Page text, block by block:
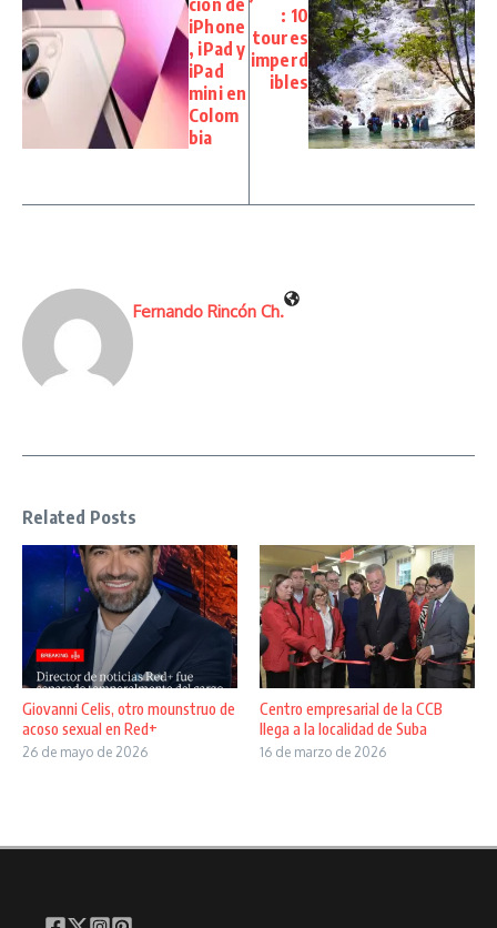
ción de
iPhone
, iPad y
iPad
mini en
Colom
bia
: 10
toures
imperd
ibles
Fernando Rincón Ch.
Related Posts
Giovanni Celis, otro mounstruo de
acoso sexual en Red+
26 de mayo de 2026
Centro empresarial de la CCB
llega a la localidad de Suba
16 de marzo de 2026